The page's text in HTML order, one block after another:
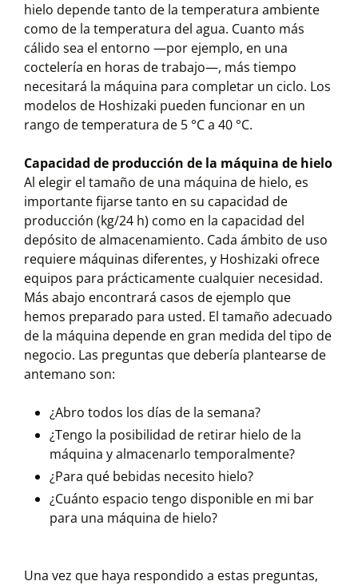
hielo depende tanto de la temperatura ambiente
como de la temperatura del agua. Cuanto más
cálido sea el entorno —por ejemplo, en una
coctelería en horas de trabajo—, más tiempo
necesitará la máquina para completar un ciclo. Los
modelos de Hoshizaki pueden funcionar en un
rango de temperatura de 5 °C a 40 °C.
Capacidad de producción de la máquina de hielo
Al elegir el tamaño de una máquina de hielo, es
importante fijarse tanto en su capacidad de
producción (kg/24 h) como en la capacidad del
depósito de almacenamiento. Cada ámbito de uso
requiere máquinas diferentes, y Hoshizaki ofrece
equipos para prácticamente cualquier necesidad.
Más abajo encontrará casos de ejemplo que
hemos preparado para usted. El tamaño adecuado
de la máquina depende en gran medida del tipo de
negocio. Las preguntas que debería plantearse de
antemano son:
¿Abro todos los días de la semana?
¿Tengo la posibilidad de retirar hielo de la
máquina y almacenarlo temporalmente?
¿Para qué bebidas necesito hielo?
¿Cuánto espacio tengo disponible en mi bar
para una máquina de hielo?
Una vez que haya respondido a estas preguntas,